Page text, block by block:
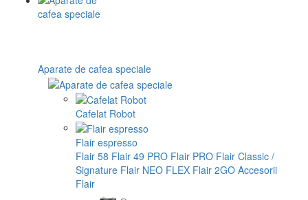
Aparate de cafea speciale
Cafelat Robot
Flair espresso
Flair 58 Flair 49 PRO Flair PRO Flair Classic /
Signature Flair NEO FLEX Flair 2GO Accesorii
Flair